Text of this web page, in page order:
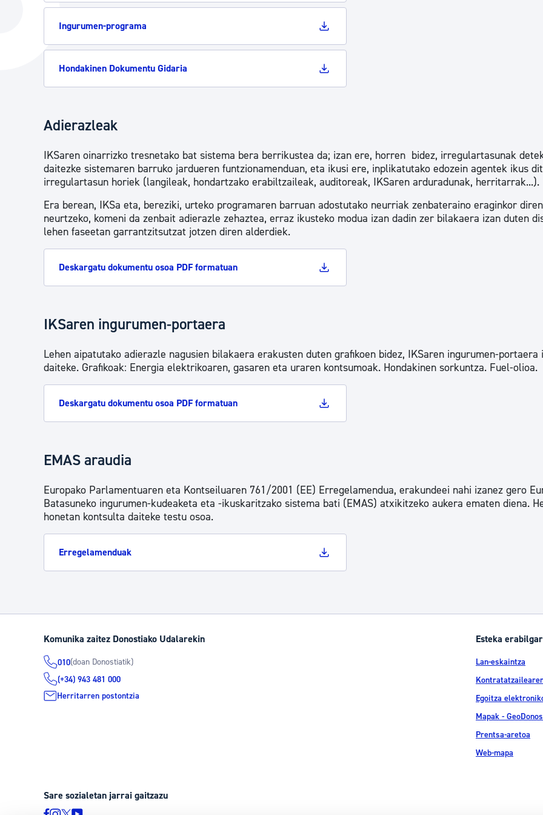
Hiria
Hiria orain
Aktualitatea
Ingurumen-programa
Hondakinen Dokumentu Gidaria
Adierazleak
IKSaren oinarrizko tresnetako bat sistema bera berrikustea da; izan ere, horren bidez, irregulartasunak
daitezke sistemaren barruko jardueren funtzionamenduan, eta ikusi ere, inplikatutako edozein agentek ikus
irregulartasun horiek (langileak, hondartzako erabiltzaileak, auditoreak, IKSaren arduradunak, herritarrak...).
Era berean, IKSa eta, bereziki, urteko programaren barruan adostutako neurriak zenbateraino eraginkor diren
neurtzeko, komeni da zenbait adierazle zehaztea, erraz ikusteko modua izan dadin zer bilakaera izan duten
lehen faseetan garrantzitsutzat jotzen diren alderdiek.
Deskargatu dokumentu osoa PDF formatuan
IKSaren ingurumen-portaera
Lehen aipatutako adierazle nagusien bilakaera erakusten duten grafikoen bidez, IKSaren ingurumen-portaera
daiteke. Grafikoak: Energia elektrikoaren, gasaren eta uraren kontsumoak. Hondakinen sorkuntza. Fuel-olioa.
Deskargatu dokumentu osoa PDF formatuan
EMAS araudia
Europako Parlamentuaren eta Kontseiluaren 761/2001 (EE) Erregelamendua, erakundeei nahi izanez gero
Batasuneko ingurumen-kudeaketa eta -ikuskaritzako sistema bati (EMAS) atxikitzeko aukera ematen diena.
honetan kontsulta daiteke testu osoa.
Erregelamenduak
Komunika zaitez Donostiako Udalarekin
010(doan Donostiatik)
(+34) 943 481 000
Herritarren postontzia
Esteka
Lan-eskaintza
Egoitza
Mapak -
Prentsa-aretoa
Web-mapa
Sare sozialetan jarrai gaitzazu